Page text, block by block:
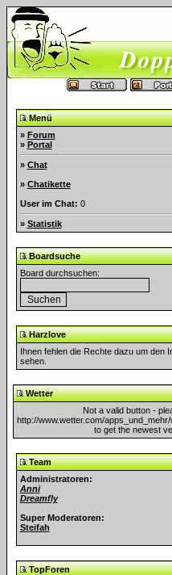
Menü
» Forum
» Portal
» Chat
» Chatikette
User im Chat: 0
» Statistik
Boardsuche
Board durchsuchen:
Harzlove
Ihnen fehlen die Rechte dazu um den
sehen.
Wetter
Not a valid button -
http://www.wetter.com/
to get the newest
Team
Administratoren:
Anni
Dreamfly
Super Moderatoren:
Steifah
TopForen